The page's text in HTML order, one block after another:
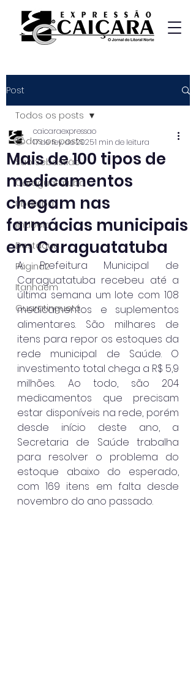
Post
Todos os posts
São Sebastião
Caraguatatuba
Ubatuba
Ilhabela
Destaque
Página2
Itanhaém
Guaratinguetá
Todos os posts
Mais de 100 tipos de
medicamentos
chegam nas
farmácias municipais
em Caraguatatuba
caicaraexpressao
17 de fev. de 20251 min de leitura
A Prefeitura Municipal de
Caraguatatuba recebeu até a
última semana um lote com 108
medicamentos e suplementos
alimentares. São milhares de
itens para repor os estoques da
rede municipal de Saúde. O
investimento total chega a R$ 5,9
milhões. Ao todo, são 204
medicamentos que precisam
estar disponíveis na rede, porém
desde início deste ano, a
Secretaria de Saúde trabalha
para resolver o problema do
estoque abaixo do esperado,
com 169 itens em falta desde
novembro do ano passado.